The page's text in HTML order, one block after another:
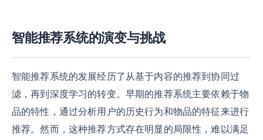
智能推荐系统的演变与挑战
智能推荐系统的发展经历了从基于内容的推荐到协同过
滤，再到深度学习的转变。早期的推荐系统主要依赖于物
品的特性，通过分析用户的历史行为和物品的特征来进行
推荐。然而，这种推荐方式存在明显的局限性，难以满足